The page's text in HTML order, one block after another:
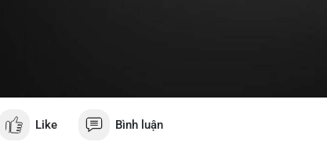
Like Bình luận